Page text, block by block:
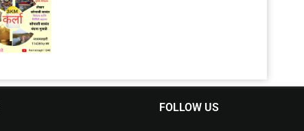
FOLLOW US